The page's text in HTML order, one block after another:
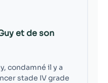
et de son
condamné il y a
stade IV grade